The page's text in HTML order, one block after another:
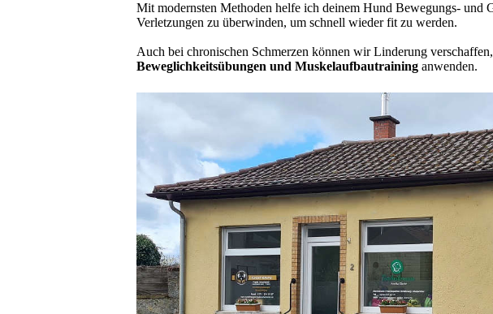
Mit modernsten Methoden helfe ich deinem Hund Bewegungs- und
Verletzungen zu überwinden, um schnell wieder fit zu werden.
Auch bei chronischen Schmerzen können wir Linderung
Beweglichkeitsübungen und Muskelaufbautraining anwenden.